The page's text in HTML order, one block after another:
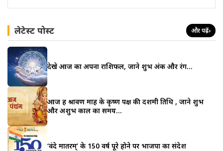
लेटेस्ट पोस्ट और पढ़ें›
देखे आज का अपना राशिफल, जाने शुभ अंक और रंग…
आज हैं श्रावण माह के कृष्ण पक्ष की दशमी तिथि , जाने शुभ
और अशुभ काल का समय…
‘वंदे मातरम्’ के 150 वर्ष पूरे होने पर भाजपा का संदेश